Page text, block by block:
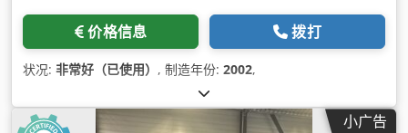
价格信息 拨打
状况: 非常好（已使用） , 制造年份: 2002,
小广告